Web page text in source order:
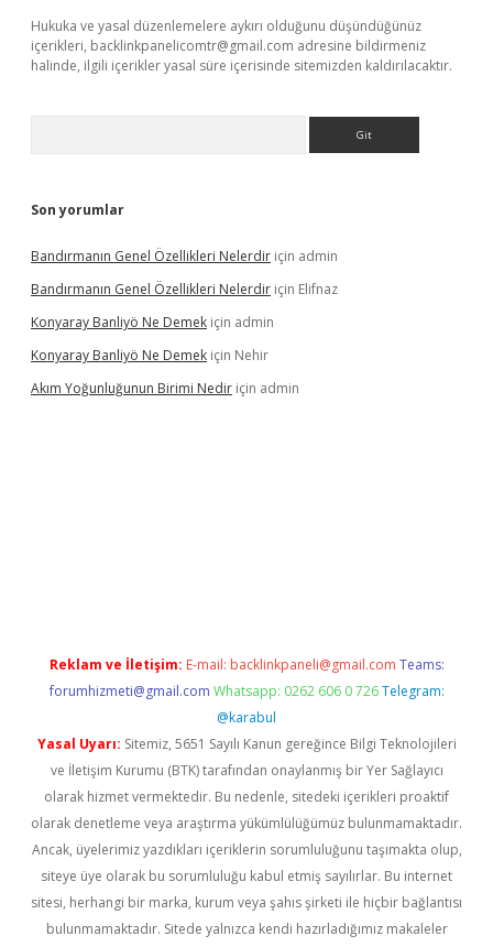
Hukuka ve yasal düzenlemelere aykırı olduğunu düşündüğünüz
içerikleri, backlinkpanelicomtr@gmail.com adresine bildirmeniz
halinde, ilgili içerikler yasal süre içerisinde sitemizden kaldırılacaktır.
Son yorumlar
Bandırmanın Genel Özellikleri Nelerdir için admin
Bandırmanın Genel Özellikleri Nelerdir için Elifnaz
Konyaray Banliyö Ne Demek için admin
Konyaray Banliyö Ne Demek için Nehir
Akım Yoğunluğunun Birimi Nedir için admin
Reklam ve İletişim: E-mail: backlinkpaneli@gmail.com Teams:
forumhizmeti@gmail.com Whatsapp: 0262 606 0 726 Telegram:
@karabul
Yasal Uyarı: Sitemiz, 5651 Sayılı Kanun gereğince Bilgi Teknolojileri
ve İletişim Kurumu (BTK) tarafından onaylanmış bir Yer Sağlayıcı
olarak hizmet vermektedir. Bu nedenle, sitedeki içerikleri proaktif
olarak denetleme veya araştırma yükümlülüğümüz bulunmamaktadır.
Ancak, üyelerimiz yazdıkları içeriklerin sorumluluğunu taşımakta olup,
siteye üye olarak bu sorumluluğu kabul etmiş sayılırlar. Bu internet
sitesi, herhangi bir marka, kurum veya şahıs şirketi ile hiçbir bağlantısı
bulunmamaktadır. Sitede yalnızca kendi hazırladığımız makaleler